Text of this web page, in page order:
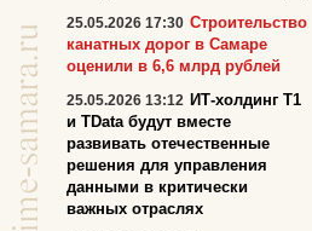
25.05.2026 17:30 Строительство
канатных дорог в Самаре
оценили в 6,6 млрд рублей
25.05.2026 13:12 ИТ-холдинг T1
и TData будут вместе
развивать отечественные
решения для управления
данными в критически
важных отраслях